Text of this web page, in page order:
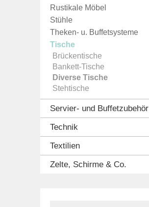
Rustikale Möbel
Stühle
Theken- u. Buffetsysteme
Tische
Brückentische
Bankett-Tische
Diverse Tische
Stehtische
Servier- und Buffetzubehör
Technik
Textilien
Zelte, Schirme & Co.